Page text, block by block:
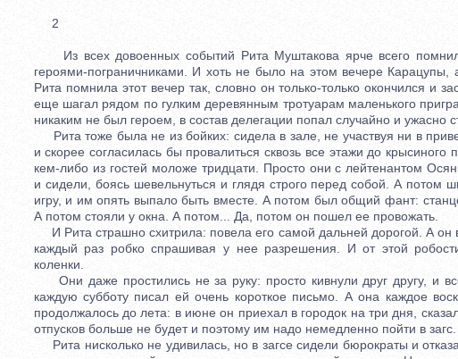
2
Из всех довоенных событий Рита Муштакова ярче всего
героями-пограничниками. И хоть не было на этом вечере Карацупы,
Рита помнила этот вечер так, словно он только-только окончился и
еще шагал рядом по гулким деревянным тротуарам маленького
никаким не был героем, в состав делегации попал случайно и ужасно
Рита тоже была не из бойких: сидела в зале, не участвуя ни в
и скорее согласилась бы провалиться сквозь все этажи до крысиного
кем-либо из гостей моложе тридцати. Просто они с лейтенантом
и сидели, боясь шевельнуться и глядя строго перед собой. А потом
игру, и им опять выпало быть вместе. А потом был общий фант:
А потом стояли у окна. А потом... Да, потом он пошел ее провожать.
И Рита страшно схитрила: повела его самой дальней дорогой. А он
каждый раз робко спрашивая у нее разрешения. И от этой
коленки.
Они даже простились не за руку: просто кивнули друг другу, и
каждую субботу писал ей очень короткое письмо. А она каждое
продолжалось до лета: в июне он приехал в городок на три дня,
отпусков больше не будет и поэтому им надо немедленно пойти в загс.
Рита нисколько не удивилась, но в загсе сидели бюрократы и